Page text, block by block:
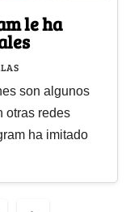
le ha
son algunos
otras redes
ha imitado